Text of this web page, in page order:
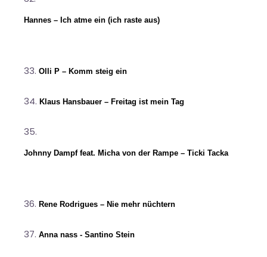
Hannes – Ich atme ein (ich raste aus)
Olli P – Komm steig ein
Klaus Hansbauer – Freitag ist mein Tag
Johnny Dampf feat. Micha von der Rampe – Ticki Tacka
Rene Rodrigues – Nie mehr nüchtern
Anna nass - Santino Stein